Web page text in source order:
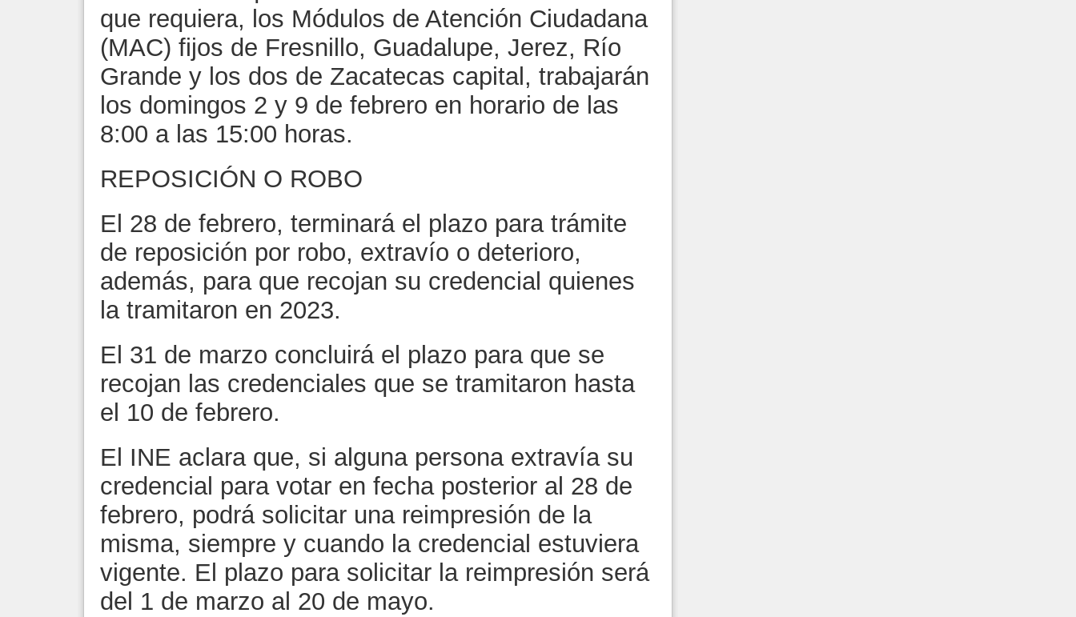
que requiera, los Módulos de Atención Ciudadana
(MAC) fijos de Fresnillo, Guadalupe, Jerez, Río
Grande y los dos de Zacatecas capital, trabajarán
los domingos 2 y 9 de febrero en horario de las
8:00 a las 15:00 horas.
REPOSICIÓN O ROBO
El 28 de febrero, terminará el plazo para trámite
de reposición por robo, extravío o deterioro,
además, para que recojan su credencial quienes
la tramitaron en 2023.
El 31 de marzo concluirá el plazo para que se
recojan las credenciales que se tramitaron hasta
el 10 de febrero.
El INE aclara que, si alguna persona extravía su
credencial para votar en fecha posterior al 28 de
febrero, podrá solicitar una reimpresión de la
misma, siempre y cuando la credencial estuviera
vigente. El plazo para solicitar la reimpresión será
del 1 de marzo al 20 de mayo.